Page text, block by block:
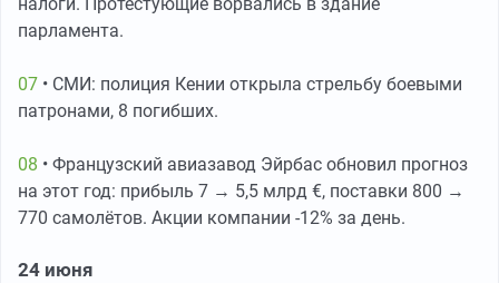
налоги. Протестующие ворвались в здание
парламента.
07 • СМИ: полиция Кении открыла стрельбу боевыми
патронами, 8 погибших.
08 • Французский авиазавод Эйрбас обновил прогноз
на этот год: прибыль 7 → 5,5 млрд €, поставки 800 →
770 самолётов. Акции компании -12% за день.
24 июня